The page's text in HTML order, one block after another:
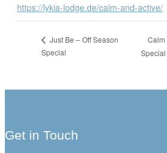
https://lykia-lodge.de/calm-and-active/
Just Be – Off Season
Special
Calm
Special
Get in Touch